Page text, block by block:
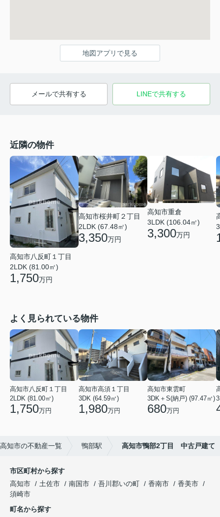
地図アプリで見る
メールで共有する LINEで共有する
近隣の物件
高知市八反町１丁目
2LDK (81.00㎡)
1,750万円
高知市桜井町２丁目
2LDK (67.48㎡)
3,350万円
高知市重倉
3LDK (106.04㎡)
3,300万円
よく見られている物件
高知市八反町１丁目
2LDK (81.00㎡)
1,750万円
高知市高須１丁目
3DK (64.59㎡)
1,980万円
高知市東雲町
3DK＋S(納戸) (97.47㎡)
680万円
高知市の不動産一覧 鴨部駅 高知市鴨部2丁目 中古戸建て
市区町村から探す
高知市
土佐市 南国市 吾川郡いの町 香南市
香美市
須崎市
町名から探す